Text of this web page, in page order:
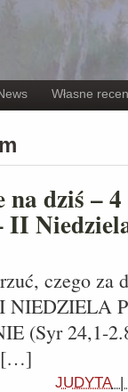
Własne
na dziś –
II
czego za
NIEDZIELA
(Syr 24,1-
[…]
JUDYTA